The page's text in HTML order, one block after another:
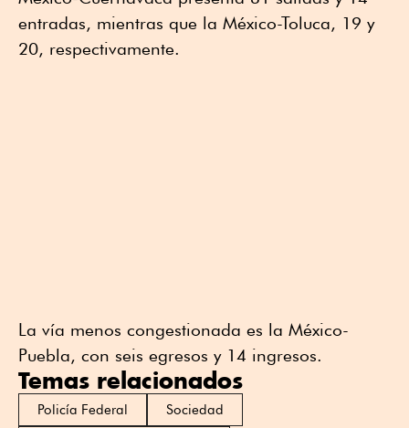
entradas, mientras que la México-Toluca, 19 y
20, respectivamente.
La vía menos congestionada es la México-
Puebla, con seis egresos y 14 ingresos.
Temas relacionados
Policía Federal
Sociedad